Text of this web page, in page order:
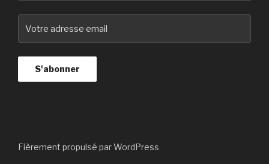
Fièrement propulsé par WordPress